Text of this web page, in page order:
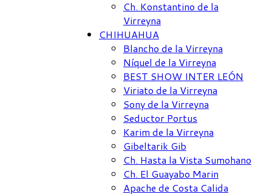
Ch. Konstantino de la
Virreyna
CHIHUAHUA
Blancho de la Virreyna
Níquel de la Virreyna
BEST SHOW INTER LEÓN
Viriato de la Virreyna
Sony de la Virreyna
Seductor Portus
Karim de la Virreyna
Gibeltarik Gib
Ch. Hasta la Vista Sumohano
Ch. El Guayabo Marin
Apache de Costa Calida